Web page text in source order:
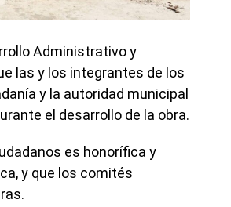
Administrativo y
las y los integrantes de los
y la autoridad municipal
el desarrollo de la obra.
es honorífica y
y que los comités